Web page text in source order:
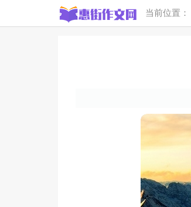
当前位置：